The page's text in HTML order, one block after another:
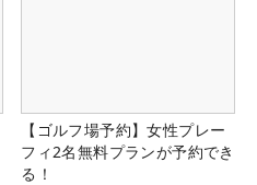
【ゴルフ場予約】女性プレー
フィ2名無料プランが予約でき
る！